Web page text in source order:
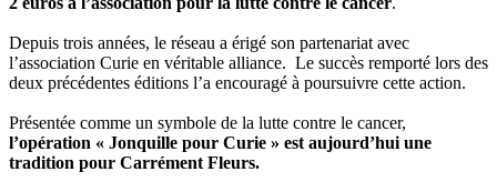
Depuis trois années, le réseau a érigé son partenariat avec
l’association Curie en véritable alliance. Le succès remporté lors des
deux précédentes éditions l’a encouragé à poursuivre cette action.
Présentée comme un symbole de la lutte contre le cancer,
l’opération « Jonquille pour Curie » est aujourd’hui une
tradition pour Carrément Fleurs.